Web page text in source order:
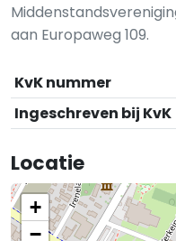
aan Europaweg 109.
KvK nummer
Ingeschreven bij KvK
Locatie
+
−